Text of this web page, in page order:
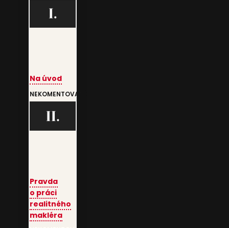
Na úvod
NEKOMENTOVANÉ
Pravda
o práci
realitného
makléra